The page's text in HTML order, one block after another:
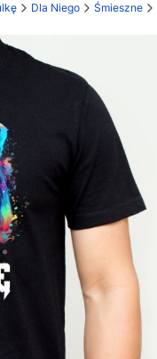
Dla Niego Śmieszne